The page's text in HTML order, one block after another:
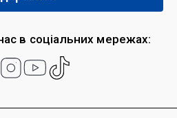
в соціальних мережах: